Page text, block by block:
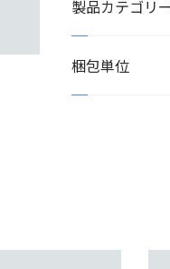
製品カテゴリー
梱包単位